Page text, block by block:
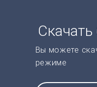
Скачать
Вы можете
режиме